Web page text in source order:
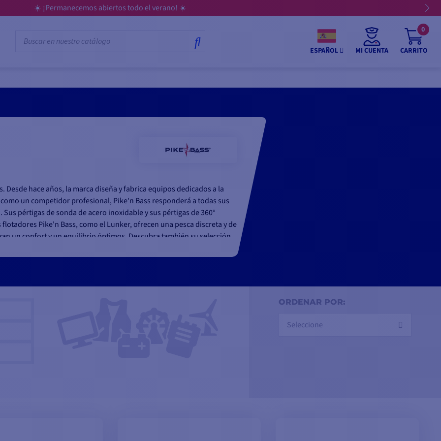
☀️ ¡Permanecemos abiertos todo el verano! ☀️
ESPAÑOL MI CUENTA CARRITO
0
hace años, la marca diseña y fabrica equipos dedicados a la
un competidor profesional, Pike'n Bass responderá a todas sus
pértigas de sonda de acero inoxidable y sus pértigas de 360°
Pike'n Bass, como el Lunker, ofrecen una pesca discreta y de
un confort y un equilibrio óptimos. Descubra también su selección
de accesorios como elevadores de asiento, placas de
para cualquier información sobre existencias y productos
de responder a sus preguntas por teléfono o correo
ORDENAR POR:
Seleccione